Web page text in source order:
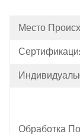
Место
Обработка